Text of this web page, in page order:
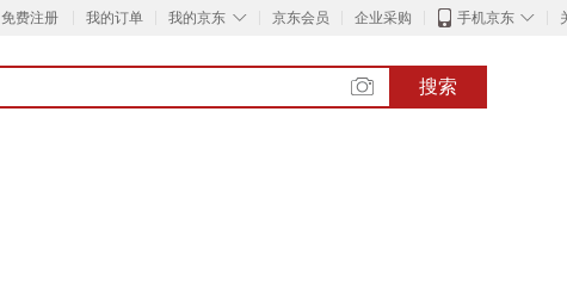
免费注册 我的订单 ◇
我的京东 京东会员 企业采购 ◇
手机京东
搜索